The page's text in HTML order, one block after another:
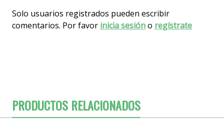
Solo usuarios registrados pueden escribir
comentarios. Por favor inicia sesióno regístrate
PRODUCTOS RELACIONADOS